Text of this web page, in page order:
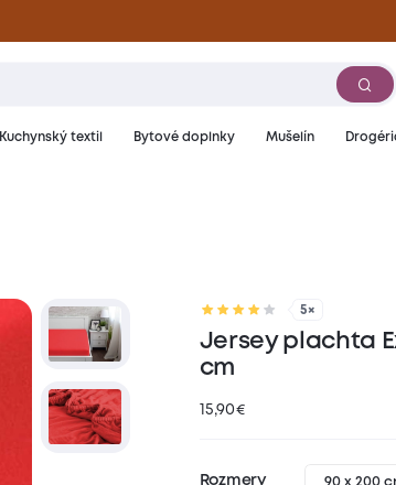
Kuchynský textil Bytové doplnky Mušelín
5×
Jersey plachta
cm
15,90 €
Rozmery 90 x 200